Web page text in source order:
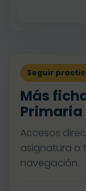
Seguir
Más
Primaria
Accesos
asignatura o
navegación.